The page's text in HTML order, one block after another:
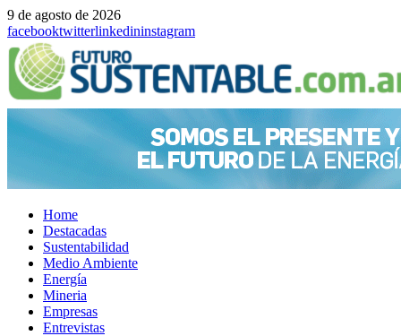
9 de agosto de 2026
facebooktwitterlinkedininstagram
Home
Destacadas
Sustentabilidad
Medio Ambiente
Energía
Mineria
Empresas
Entrevistas